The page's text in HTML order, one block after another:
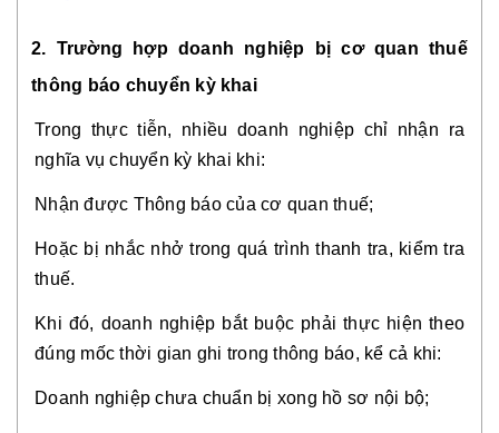
2. Trường hợp doanh nghiệp bị cơ quan thuế
thông báo chuyển kỳ khai
Trong thực tiễn, nhiều doanh nghiệp chỉ nhận ra
nghĩa vụ chuyển kỳ khai khi:
Nhận được Thông báo của cơ quan thuế;
Hoặc bị nhắc nhở trong quá trình thanh tra, kiểm tra
thuế.
Khi đó, doanh nghiệp bắt buộc phải thực hiện theo
đúng mốc thời gian ghi trong thông báo, kể cả khi:
Doanh nghiệp chưa chuẩn bị xong hồ sơ nội bộ;